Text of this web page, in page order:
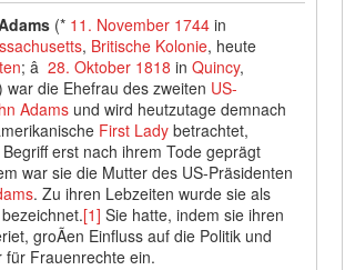
(* 11. November 1744 in
, Britische Kolonie, heute
; â28. Oktober 1818 inQuincy,
war die Ehefrau des zweiten US-
Adams und wird heutzutage demnach
First Lady betrachtet,
erst nach ihrem Tode geprägt
war sie die Mutter des US-Präsidenten
. Zu ihren Lebzeiten wurde sie als
bezeichnet.[1] Sie hatte, indem sie ihren
groÃen Einfluss auf die Politik und
für Frauenrechte ein.